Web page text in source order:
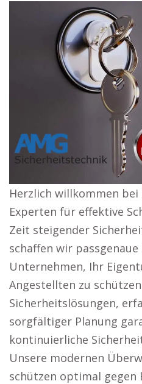
Herzlich willkommen
Experten für effektive
Zeit steigender
schaffen wir
Unternehmen, Ihr
Angestellten zu
Sicherheitslösungen,
sorgfältiger Planung
kontinuierliche
Unsere modernen
schützen optimal gegen